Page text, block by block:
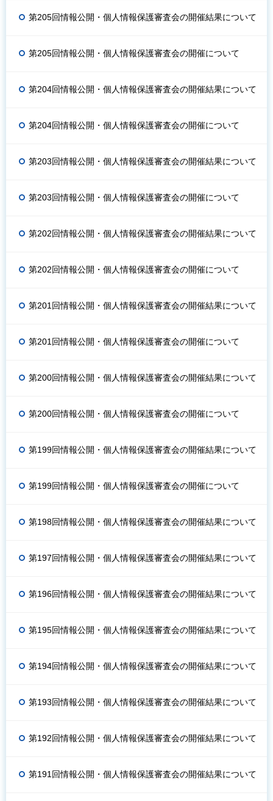
第205回情報公開・個人情報保護審査会の開催結果について
第205回情報公開・個人情報保護審査会の開催について
第204回情報公開・個人情報保護審査会の開催結果について
第204回情報公開・個人情報保護審査会の開催について
第203回情報公開・個人情報保護審査会の開催結果について
第203回情報公開・個人情報保護審査会の開催について
第202回情報公開・個人情報保護審査会の開催結果について
第202回情報公開・個人情報保護審査会の開催について
第201回情報公開・個人情報保護審査会の開催結果について
第201回情報公開・個人情報保護審査会の開催について
第200回情報公開・個人情報保護審査会の開催結果について
第200回情報公開・個人情報保護審査会の開催について
第199回情報公開・個人情報保護審査会の開催結果について
第199回情報公開・個人情報保護審査会の開催について
第198回情報公開・個人情報保護審査会の開催結果について
第197回情報公開・個人情報保護審査会の開催結果について
第196回情報公開・個人情報保護審査会の開催結果について
第195回情報公開・個人情報保護審査会の開催結果について
第194回情報公開・個人情報保護審査会の開催結果について
第193回情報公開・個人情報保護審査会の開催結果について
第192回情報公開・個人情報保護審査会の開催結果について
第191回情報公開・個人情報保護審査会の開催結果について